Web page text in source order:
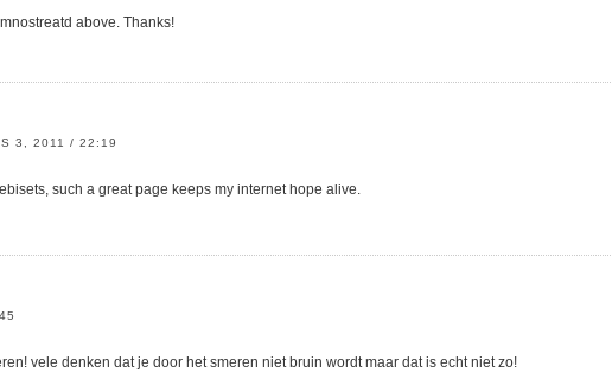
above. Thanks!
3, 2011 / 22:19
such a great page keeps my internet hope alive.
vele denken dat je door het smeren niet bruin wordt maar dat is echt niet zo!